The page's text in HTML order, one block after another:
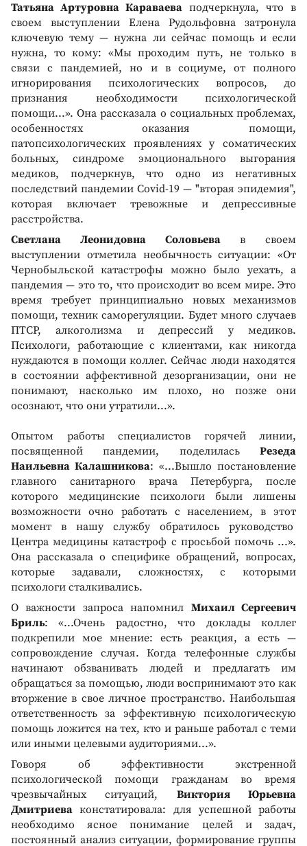
Татьяна Артуровна Караваева подчеркнула, что в
своем выступлении Елена Рудольфовна затронула
ключевую тему — нужна ли сейчас помощь и если
нужна, то кому: «Мы проходим путь, не только в
связи с пандемией, но и в социуме, от полного
игнорирования психологических вопросов, до
признания необходимости психологической
помощи...». Она рассказала о социальных проблемах,
особенностях оказания помощи,
патопсихологических проявлениях у соматических
больных, синдроме эмоционального выгорания
медиков, подчеркнув, что одно из негативных
последствий пандемии Covid-19 — "вторая эпидемия",
которая включает тревожные и депрессивные
расстройства.
Светлана Леонидовна Соловьевав своем
выступлении отметила необычность ситуации: «От
Чернобыльской катастрофы можно было уехать, а
пандемия — это то, что происходит во всем мире. Это
время требует принципиально новых механизмов
помощи, техник саморегуляции. Будет много случаев
ПТСР, алкоголизма и депрессий у медиков.
Психологи, работающие с клиентами, как никогда
нуждаются в помощи коллег. Сейчас люди находятся
в состоянии аффективной дезорганизации, они не
понимают, насколько им плохо, но позже они
осознают, что они утратили...».
Опытом работы специалистов горячей линии,
посвященной пандемии, поделилась Резеда
Наильевна Калашникова: «...Вышло постановление
главного санитарного врача Петербурга, после
которого медицинские психологи были лишены
возможности очно работать с населением, в этот
момент в нашу службу обратилось руководство
Центра медицины катастроф с просьбой помочь ...».
Она рассказала о специфике обращений, вопросах,
которые задавали, сложностях, с которыми
психологи сталкивались.
О важности запроса напомнил Михаил Сергеевич
Бриль: «...Очень радостно, что доклады коллег
подкрепили мое мнение: есть реакция, а есть —
сопровождение случая. Когда телефонные службы
начинают обзванивать людей и предлагать им
обращаться за помощью, люди воспринимают это как
вторжение в свое личное пространство. Наибольшая
ответственность за эффективную психологическую
помощь ложится на тех, кто и раньше работал с теми
или иными целевыми аудиториями...».
Говоря об эффективности экстренной
психологической помощи гражданам во время
чрезвычайных ситуаций, Виктория Юрьевна
Дмитриева констатировала: для успешной работы
необходимо ясное понимание целей и задач,
постоянный анализ ситуации, формирование группы